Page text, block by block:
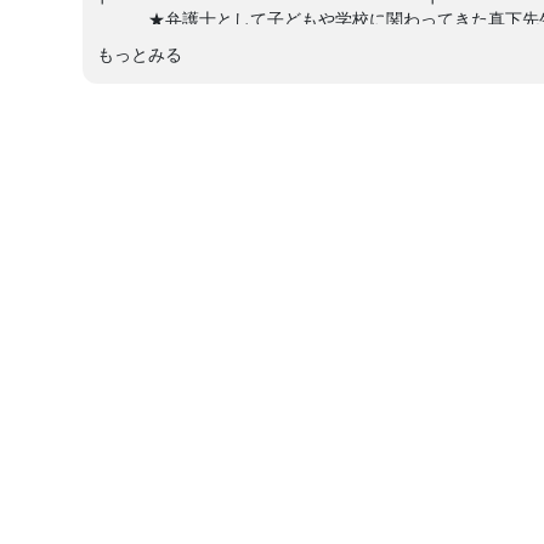
★弁護士として子どもや学校に関わってきた真下先
「子どもと向き合う 法的思考力」著者スペシャ
＼親の気持ちが一方通行にならないように、知って
もっとみる